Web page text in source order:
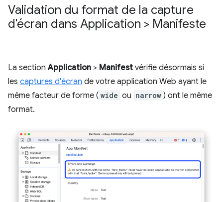
Validation du format de la capture
d'écran dans Application > Manifeste
La sectionApplication > Manifest vérifie désormais si
les captures d'écran de votre application Web ayant le
même facteur de forme ( wide ou narrow ) ont le même
format.